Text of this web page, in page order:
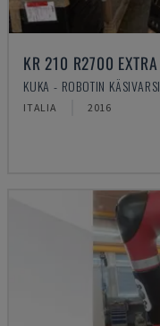
KR 210 R2700 EXTRA
KUKA - ROBOTIN KÄSIVARSI
ITALIA 2016